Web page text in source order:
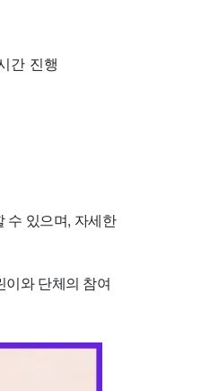
간 진행
수 있으며, 자세한
와 단체의 참여